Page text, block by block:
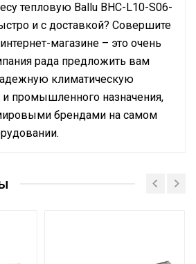
тепловую Ballu BHC-L10-S06-
и с доставкой? Совершите
магазине – это очень
рада предложить вам
климатическую
и промышленного назначения,
брендами на самом